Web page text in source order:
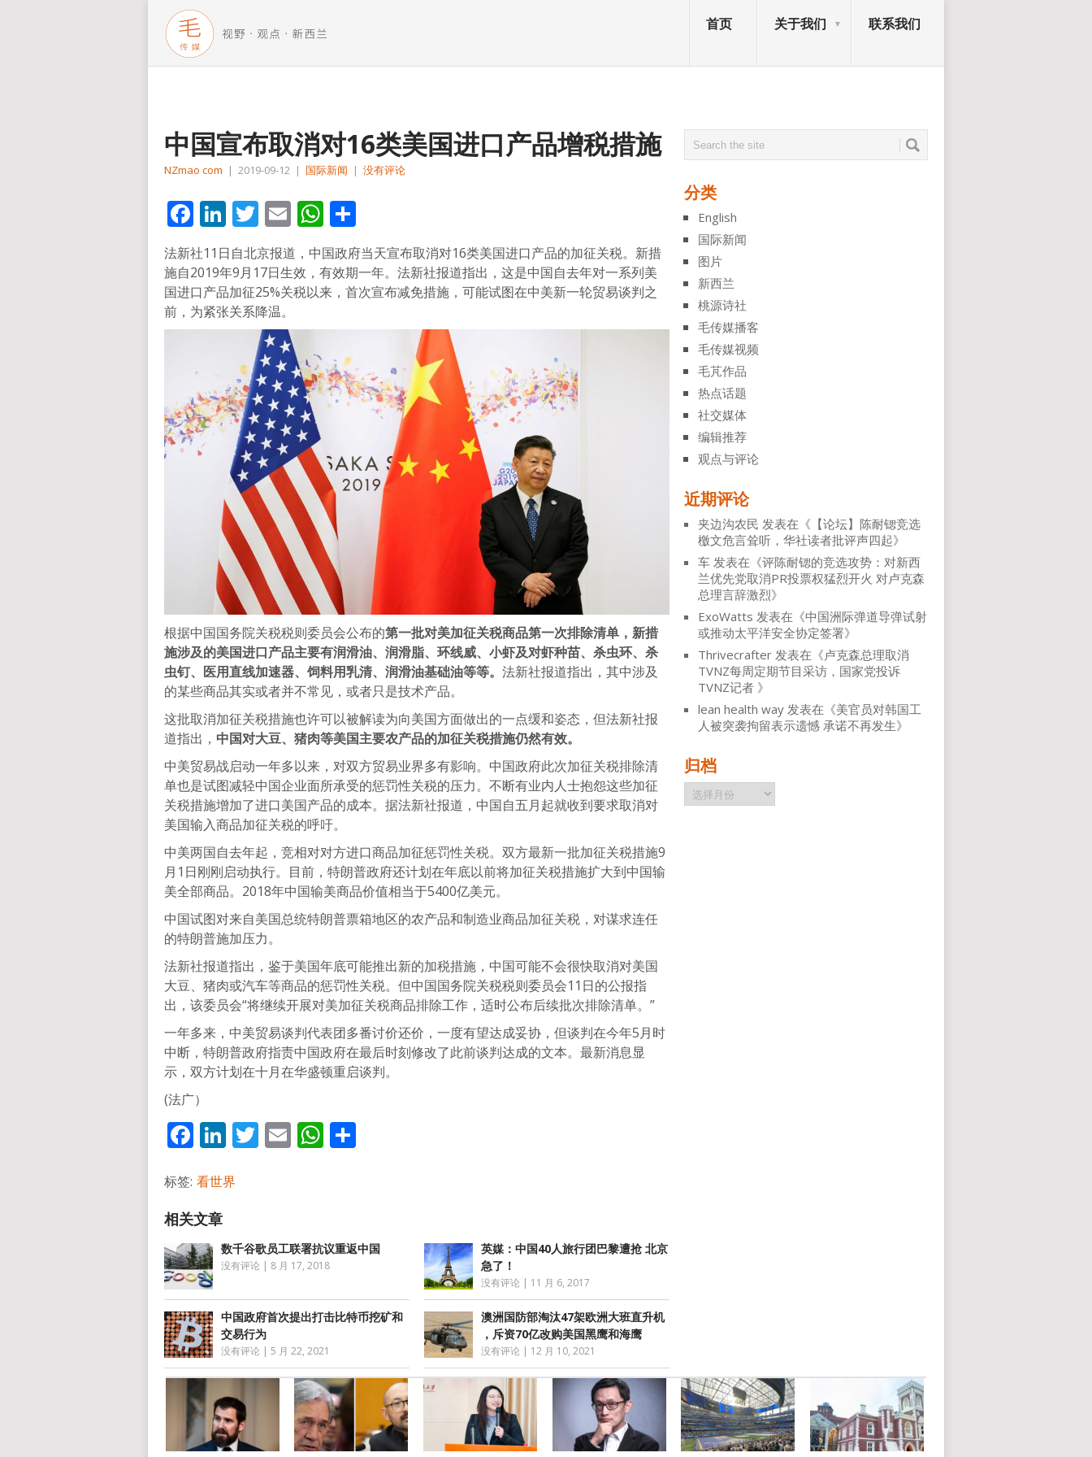
首页 关于我们 联系我们
中国宣布取消对16类美国进口产品增税措施
NZmao com | 2019-09-12 | 国际新闻 | 没有评论
Facebook
LinkedIn
Twitter
EmailWhatsApp
享
法新社11日自北京报道，中国政府当天宣布取消对16类美国进口产品的加征关税。新措
施自2019年9月17日生效，有效期一年。法新社报道指出，这是中国自去年对一系列美
国进口产品加征25%关税以来，首次宣布减免措施，可能试图在中美新一轮贸易谈判之
前，为紧张关系降温。
根据中国国务院关税税则委员会公布的第一批对美加征关税商品第一次排除清单，新措
施涉及的美国进口产品主要有润滑油、润滑脂、环线威、小虾及对虾种苗、杀虫环、杀
虫钉、医用直线加速器、饲料用乳清、润滑油基础油等等。 法新社报道指出，其中涉及
的某些商品其实或者并不常见，或者只是技术产品。
这批取消加征关税措施也许可以被解读为向美国方面做出的一点缓和姿态，但法新社报
道指出， 中国对大豆、猪肉等美国主要农产品的加征关税措施仍然有效。
中美贸易战启动一年多以来，对双方贸易业界多有影响。中国政府此次加征关税排除清
单也是试图减轻中国企业面所承受的惩罚性关税的压力。不断有业内人士抱怨这些加征
关税措施增加了进口美国产品的成本。据法新社报道，中国自五月起就收到要求取消对
美国输入商品加征关税的呼吁。
中美两国自去年起，竞相对对方进口商品加征惩罚性关税。双方最新一批加征关税措施9
月1日刚刚启动执行。目前，特朗普政府还计划在年底以前将加征关税措施扩大到中国输
美全部商品。2018年中国输美商品价值相当于5400亿美元。
中国试图对来自美国总统特朗普票箱地区的农产品和制造业商品加征关税，对谋求连任
的特朗普施加压力。
法新社报道指出，鉴于美国年底可能推出新的加税措施，中国可能不会很快取消对美国
大豆、猪肉或汽车等商品的惩罚性关税。但中国国务院关税税则委员会11日的公报指
出，该委员会“将继续开展对美加征关税商品排除工作，适时公布后续批次排除清单。”
一年多来，中美贸易谈判代表团多番讨价还价，一度有望达成妥协，但谈判在今年5月时
中断，特朗普政府指责中国政府在最后时刻修改了此前谈判达成的文本。最新消息显
示，双方计划在十月在华盛顿重启谈判。
(法广）
Facebook
LinkedIn
Twitter
EmailWhatsApp
标签: 看世界
数千谷歌员工联署抗议重返中国
没有评论 | 8 月 17, 2018
英媒：中国40人旅行团巴黎遭抢 北京
急了！
没有评论 | 11 月 6, 2017
中国政府首次提出打击比特币挖矿和
交易行为
没有评论 | 5 月 22, 2021
澳洲国防部淘汰47架欧洲大班直升机
，斥资70亿改购美国黑鹰和海鹰
没有评论 | 12 月 10, 2021
分类
English
国际新闻
图片
新西兰
桃源诗社
毛传媒播客
毛传媒视频
毛芃作品
热点话题
社交媒体
编辑推荐
观点与评论
近期评论
夹边沟农民 发表在《 【论坛】陈耐锶竞选
檄文危言耸听，华社读者批评声四起》
车 发表在《评陈耐锶的竞选攻势：对新西
兰优先党取消PR投票权猛烈开火 对卢克森
总理言辞激烈》
ExoWatts 发表在《中国洲际弹道导弹试射
或推动太平洋安全协定签署》
Thrivecrafter 发表在《卢克森总理取消
TVNZ每周定期节目采访，国家党投诉
TVNZ记者 》
lean health way 发表在《美官员对韩国工
人被突袭拘留表示遗憾 承诺不再发生》
归档
归
档